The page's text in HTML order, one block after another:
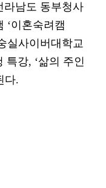
라남도 동부청사
‘이혼숙려캠
실사이버대학교
특강, ‘삶의 주인
다.